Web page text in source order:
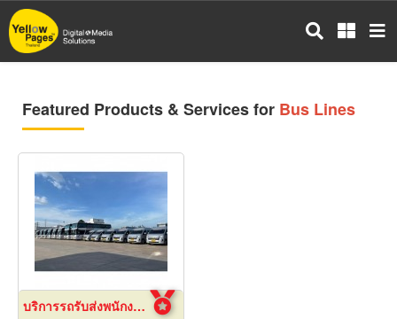
Skip
to
main
Featured Products & Services for Bus Lines
บริการรถรับส่งพนักงาน ฉะเชิงเทรา